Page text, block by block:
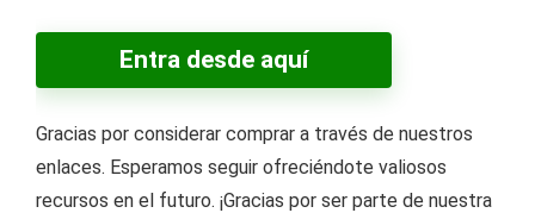
Entra desde aquí
Gracias por considerar comprar a través de nuestros
enlaces. Esperamos seguir ofreciéndote valiosos
recursos en el futuro. ¡Gracias por ser parte de nuestra